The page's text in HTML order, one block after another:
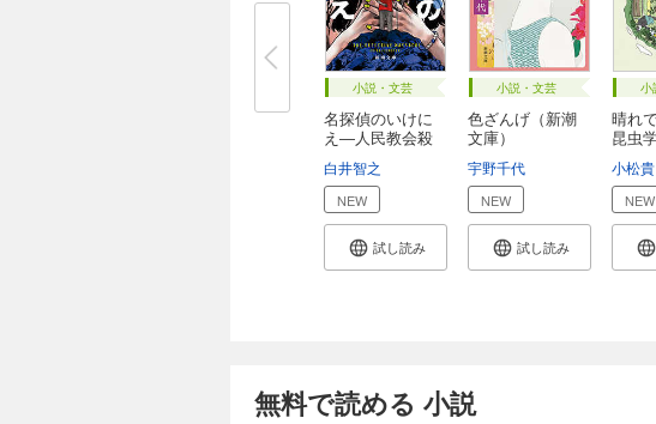
小説・文芸
名探偵のいけに
え―人民教会殺
白井智之
NEW
試し読み
小説・文芸
色ざんげ（新潮
文庫）
宇野千代
NEW
試し読み
小
晴れ
昆虫
小松貴
NEW
無料で読める 小説